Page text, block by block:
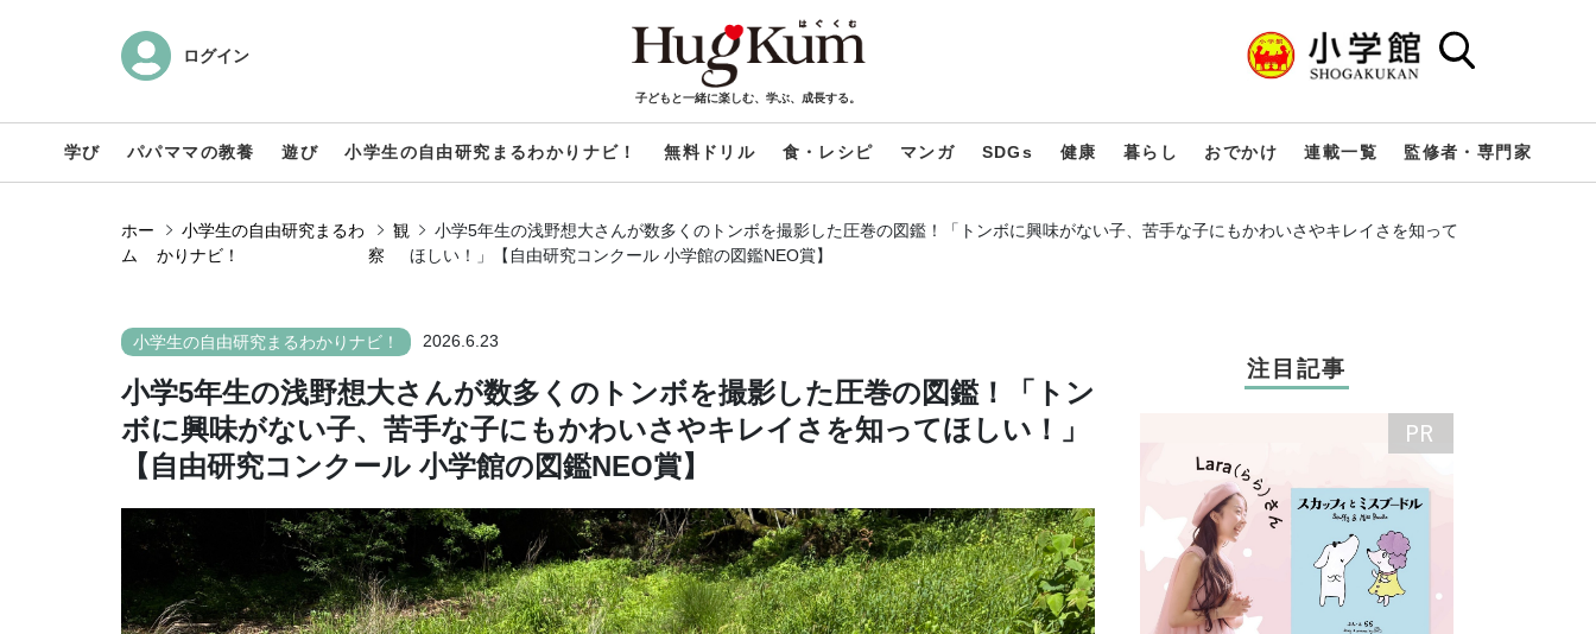
ログイン
子どもと一緒に楽しむ、学ぶ、成長する。
学び パパママの教養 遊び 小学生の自由研究まるわかりナビ！ 無料ドリル 食・レシピ マンガ SDGs 健康 暮らし おでかけ 連載一覧 監修者・専門家
ホー
ム
小学生の自由研究まるわ
かりナビ！
観
察
小学5年生の浅野想大さんが数多くのトンボを撮影した圧巻の図鑑！「トンボに興味がない子、苦手な子にもかわいさやキレイさを知って
ほしい！」【自由研究コンクール 小学館の図鑑NEO賞】
小学生の自由研究まるわかりナビ！ 2026.6.23
小学5年生の浅野想大さんが数多くのトンボを撮影した圧巻の図鑑！「トン
ボに興味がない子、苦手な子にもかわいさやキレイさを知ってほしい！」
【自由研究コンクール 小学館の図鑑NEO賞】
注目記事